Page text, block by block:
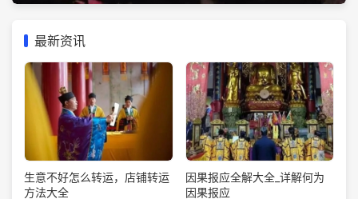
最新资讯
生意不好怎么转运，店铺转运
方法大全
因果报应全解大全_详解何为
因果报应